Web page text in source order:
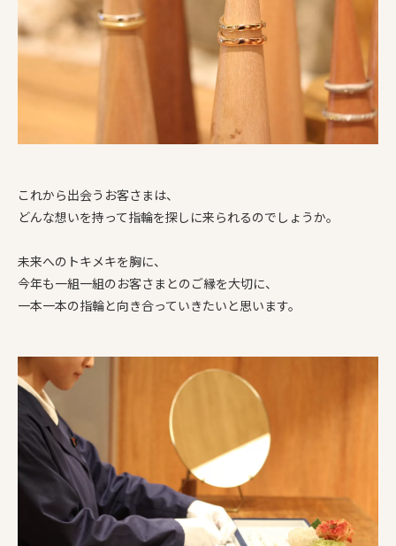
これから出会うお客さまは、
どんな想いを持って指輪を探しに来られるのでしょうか。
未来へのトキメキを胸に、
今年も一組一組のお客さまとのご縁を大切に、
一本一本の指輪と向き合っていきたいと思います。